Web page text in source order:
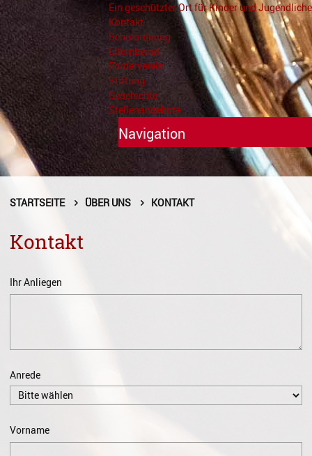
Ein geschützter Ort für Kinder und Jugendliche
Kontakt
Schulordnung
Elternbeirat
Förderverein
Stiftung
Geschichte
Stellenangebote
Navigation
Unterricht
Fächer A - Z
STARTSEITE ÜBER UNS KONTAKT
Kontakt
Ihr Anliegen
Anrede
Vorname